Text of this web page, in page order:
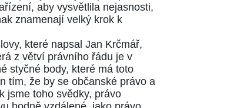
aby vysvětlila nejasnosti,
znamenají velký krok k
které napsal Jan Krčmář,
z větví právního řádu je v
styčné body, které má toto
tím, že by se občanské právo a
jsme toho svědky, právo